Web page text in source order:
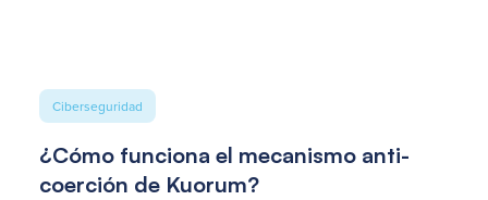
Ciberseguridad
¿Cómo funciona el mecanismo anti-
coerción de Kuorum?